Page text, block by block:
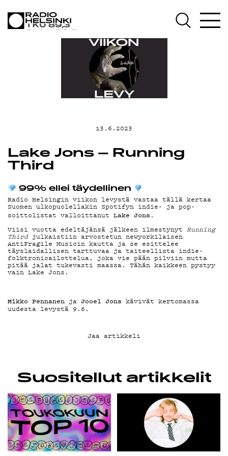
AJANKOHTAISTA
OHJELMAT
TEKIJÄT
ON-DEMAND
PODCAST
MAINOSTA
YHTEYSTIEDOT
G LIVELAB
YSTÄVÄKLUBI
TIETOSUOJA
13.6.2023
Lake Jons – Running
Third
99% ellei täydellinen
Radio Helsingin viikon levystä vastaa tällä kertaa
Suomen ulkopuolellakin Spotifyn indie- ja pop-
soittolistat valloittanut Lake Jons .
Viisi vuotta edeltäjänsä jälkeen ilmestynyt Running
Thirdjulkaistiin arvostetun newyorkilaisen
AntiFragile Musicin kautta ja se esittelee
täyslaidallisen tarttuvaa ja taiteellista indie-
folktronicailottelua, joka vie pään pilviin mutta
pitää jalat tukevasti maassa. Tähän kaikkeen pystyy
vain Lake Jons.
Mikko Pennanen ja Jooel Jons kävivät kertomassa
uudesta levystä 9.6.
Jaa artikkeli
Suositellut artikkelit